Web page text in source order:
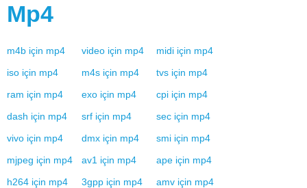
Mp4
m4b için mp4 video için mp4 midi için mp4
iso için mp4 m4s için mp4 tvs için mp4
ram için mp4 exo için mp4 cpi için mp4
dash için mp4 srf için mp4 sec için mp4
vivo için mp4 dmx için mp4 smi için mp4
mjpeg için mp4 av1 için mp4 ape için mp4
h264 için mp4 3gpp için mp4 amv için mp4